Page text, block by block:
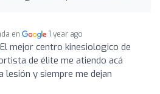
en 1 year ago
El mejor centro kinesiologico de
de élite me atiendo acá
lesión y siempre me dejan